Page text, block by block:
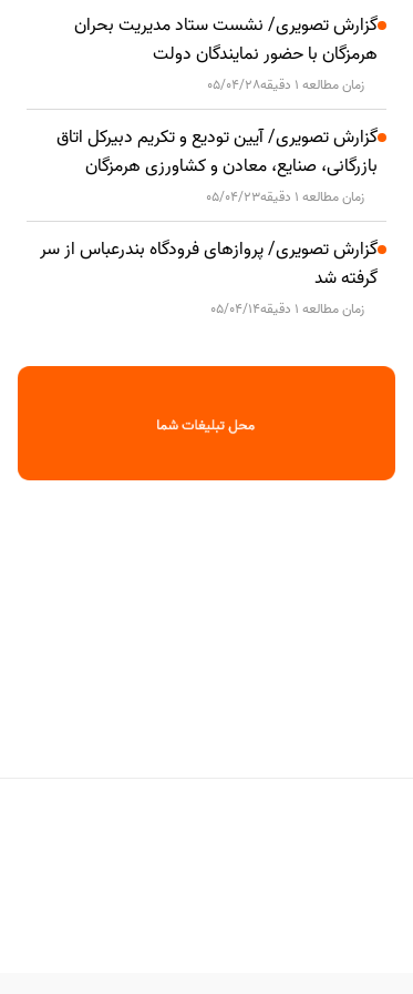
گزارش تصویری/ نشست ستاد مدیریت بحران
هرمزگان با حضور نمایندگان دولت
زمان مطالعه 1 دقیقه 05/04/28
گزارش تصویری/ آیین تودیع و تکریم دبیرکل اتاق
بازرگانی، صنایع، معادن و کشاورزی هرمزگان
زمان مطالعه 1 دقیقه 05/04/23
گزارش تصویری/ پروازهای فرودگاه بندرعباس از سر
گرفته شد
زمان مطالعه 1 دقیقه 05/04/14